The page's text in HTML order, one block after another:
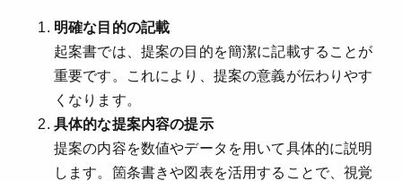
明確な目的の記載
起案書では、提案の目的を簡潔に記載することが
重要です。これにより、提案の意義が伝わりやす
くなります。
具体的な提案内容の提示
提案の内容を数値やデータを用いて具体的に説明
します。箇条書きや図表を活用することで、視覚